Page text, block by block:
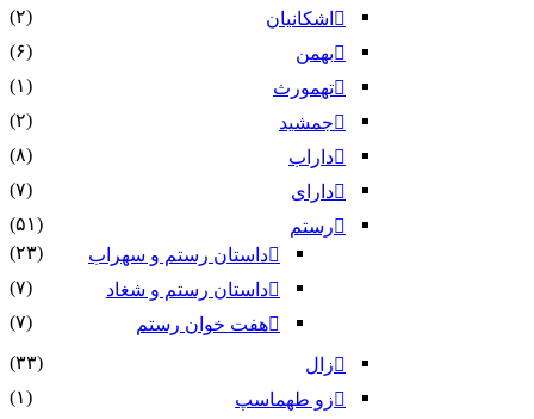
اشکانیان
(۲)
بهمن
(۶)
تهمورث
(۱)
جمشید
(۲)
داراب
(۸)
دارای
(۷)
رستم
(۵۱)
داستان رستم و سهراب
(۲۳)
داستان رستم و شغاد
(۷)
هفت خوان رستم‏
(۷)
زال
(۳۳)
زو طهماسپ‏
(۱)